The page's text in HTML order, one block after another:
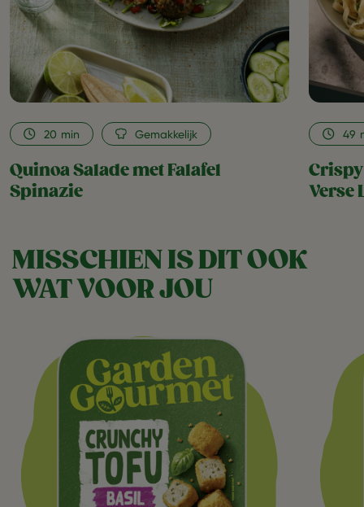
Quinoa Salade met Falafel
Spinazie
20 min Gemakkelijk
Verse
49
MISSCHIEN IS DIT OOK
WAT VOOR JOU